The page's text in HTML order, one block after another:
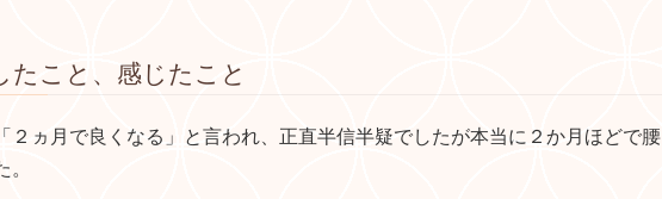
たこと、感じたこと
２ヵ月で良くなる」と言われ、正直半信半疑でしたが本当に２か月ほどで腰